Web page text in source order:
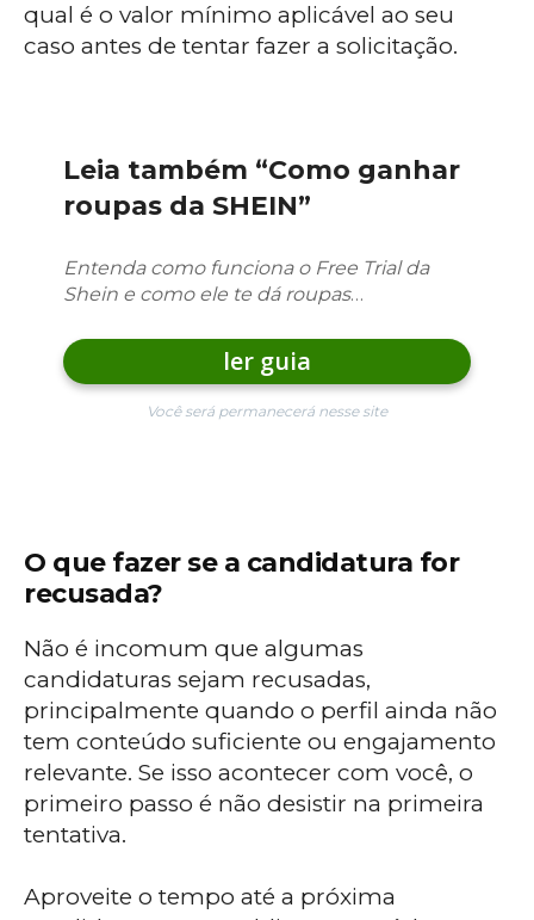
qual é o valor mínimo aplicável ao seu
caso antes de tentar fazer a solicitação.
Leia também “Como ganhar
roupas da SHEIN”
Entenda como funciona o Free Trial da
Shein e como ele te dá roupas…
ler guia
Você será permanecerá nesse site
O que fazer se a candidatura for
recusada?
Não é incomum que algumas
candidaturas sejam recusadas,
principalmente quando o perfil ainda não
tem conteúdo suficiente ou engajamento
relevante. Se isso acontecer com você, o
primeiro passo é não desistir na primeira
tentativa.
Aproveite o tempo até a próxima